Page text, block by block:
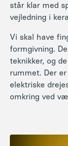
står klar med
vejledning i
Vi skal have
formgivning.
teknikker, og
rummet. Der
elektriske
omkring ved